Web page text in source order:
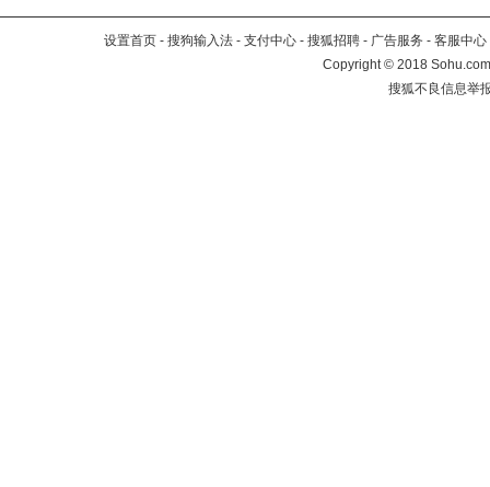
设置首页 - 搜狗输入法 - 支付中心 - 搜狐招聘 - 广告服务 - 客服中心
Copyright©2018
搜狐不良信息举